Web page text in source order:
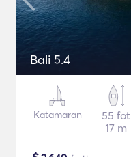
Bali 5.4
Katamaran
55 fot
17 m